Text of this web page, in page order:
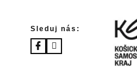
Sleduj nás: